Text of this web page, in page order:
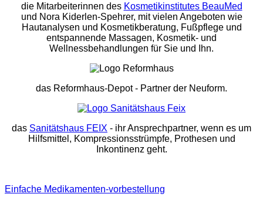
die Mitarbeiterinnen des Kosmetikinstitutes BeauMed
und Nora Kiderlen-Spehrer, mit vielen Angeboten wie
Hautanalysen und Kosmetikberatung, Fußpflege und
entspannende Massagen, Kosmetik- und
Wellnessbehandlungen für Sie und Ihn.
das Reformhaus-Depot- Partner der Neuform.
das Sanitätshaus FEIX - ihr Ansprechpartner, wenn es um
Hilfsmittel, Kompressionsstrümpfe, Prothesen und
Inkontinenz geht.
Einfache Medikamenten-vorbestellung